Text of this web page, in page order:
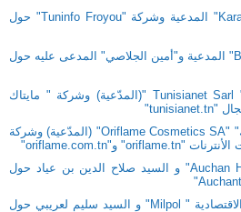
" المدعية وشركة "Tuninfo Froyou" حول
" المدعية و"أمين الجلاصي" المدعى عليه حول
الحكم التحكيمي الصادر بخصوص النزاع بين شركة " تونیزیانات " " Tunisianet Sarl "(المدّعیة) وشركة " مایتاك
الحكم التحكيمي الصادر بخصوص النزاع بين شركة "أوریفلام كوسمیتیك" "Oriflame Cosmetics SA" (المدّعية) وشركة
"oriflame.tn" و"oriflame.com.tn"
Auchan" و السيد صلاح الدين بن عياد حول
"
Milpol " و السيد سليم لعريبي حول